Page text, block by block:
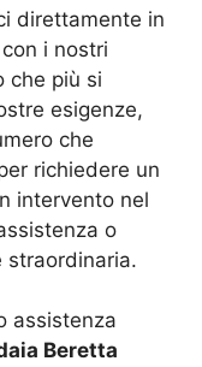
direttamente in
i nostri
che più si
esigenze,
che
richiedere un
intervento nel
o
straordinaria.
assistenza
Beretta